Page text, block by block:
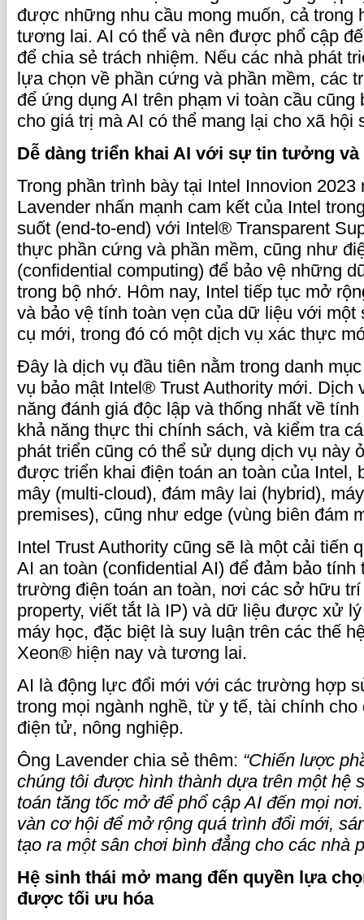
được những nhu cầu mong muốn, cả trong
tương lai. AI có thể và nên được phổ cập
để chia sẻ trách nhiệm. Nếu các nhà phát
lựa chọn về phần cứng và phần mềm, các
để ứng dụng AI trên phạm vi toàn cầu cũng
cho giá trị mà AI có thể mang lại cho xã hội
Dễ dàng triển khai AI với sự tin tưởng và
Trong phần trình bày tại Intel Innovion
Lavender nhấn mạnh cam kết của Intel
suốt (end-to-end) với Intel® Transparent
thực phần cứng và phần mềm, cũng như
(confidential computing) để bảo vệ những
trong bộ nhớ. Hôm nay, Intel tiếp tục mở
và bảo vệ tính toàn vẹn của dữ liệu với một
cụ mới, trong đó có một dịch vụ xác thực
Đây là dịch vụ đầu tiên nằm trong danh
vụ bảo mật Intel® Trust Authority mới. Dịch
năng đánh giá độc lập và thống nhất về
khả năng thực thi chính sách, và kiểm tra
phát triển cũng có thể sử dụng dịch vụ này
được triển khai điện toán an toàn của Intel,
mây (multi-cloud), đám mây lai (hybrid),
premises), cũng như edge (vùng biên đám
Intel Trust Authority cũng sẽ là một cải tiến
AI an toàn (confidential AI) để đảm bảo tính
trường điện toán an toàn, nơi các sở hữu
property, viết tắt là IP) và dữ liệu được xử
máy học, đặc biệt là suy luận trên các thế
Xeon® hiện nay và tương lai.
AI là động lực đổi mới với các trường hợp
trong mọi ngành nghề, từ y tế, tài chính
điện tử, nông nghiệp.
Ông Lavender chia sẻ thêm: “Chiến lược
chúng tôi được hình thành dựa trên một hệ
toán tăng tốc mở để phổ cập AI đến mọi
vàn cơ hội để mở rộng quá trình đổi mới,
tạo ra một sân chơi bình đẳng cho các nhà
Hệ sinh thái mở mang đến quyền lựa
được tối ưu hóa